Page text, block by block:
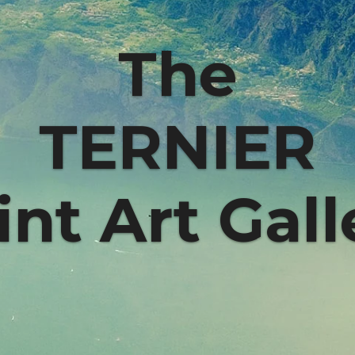
The
TERNIER
Art